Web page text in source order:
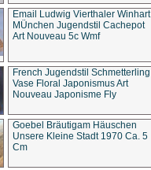
Email Ludwig Vierthaler Winhart
MÜnchen Jugendstil Cachepot
Art Nouveau 5c Wmf
French Jugendstil Schmetterling
Vase Floral Japonismus Art
Nouveau Japonisme Fly
Goebel Bräutigam Häuschen
Unsere Kleine Stadt 1970 Ca. 5
Cm